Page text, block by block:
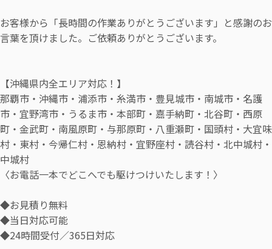
お客様から「長時間の作業ありがとうございます」と感謝のお
言葉を頂けました。ご依頼ありがとうございます。
【沖縄県内全エリア対応！】
那覇市・沖縄市・浦添市・糸満市・豊見城市・南城市・名護
市・宜野湾市・うるま市・本部町・嘉手納町・北谷町・西原
町・金武町・南風原町・与那原町・八重瀬町・国頭村・大宜味
村・東村・今帰仁村・恩納村・宜野座村・読谷村・北中城村・
中城村
〈お電話一本でどこへでも駆けつけいたします！〉
◆お見積り無料
◆当日対応可能
◆24時間受付／365日対応